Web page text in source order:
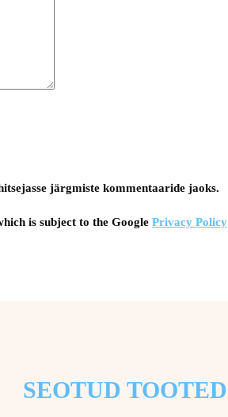
järgmiste kommentaaride jaoks.
is subject to the Google Privacy Policy
SEOTUD TOOTED